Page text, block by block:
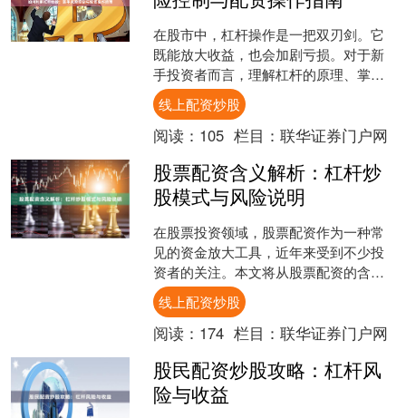
在股市中，杠杆操作是一把双刃剑。它
既能放大收益，也会加剧亏损。对于新
手投资者而言，理解杠杆的原理、掌握
风险控制方法，是参与配资炒股前必须
完成的功课。本文将系统介....
线上配资炒股
阅读： 105 栏目： 联华证券门户网
股票配资含义解析：杠杆炒
股模式与风险说明
在股票投资领域，股票配资作为一种常
见的资金放大工具，近年来受到不少投
资者的关注。本文将从股票配资的含义
出发，详细解析杠杆炒股的基本模式，
并重点说明其中潜藏的风险....
线上配资炒股
阅读： 174 栏目： 联华证券门户网
股民配资炒股攻略：杠杆风
险与收益